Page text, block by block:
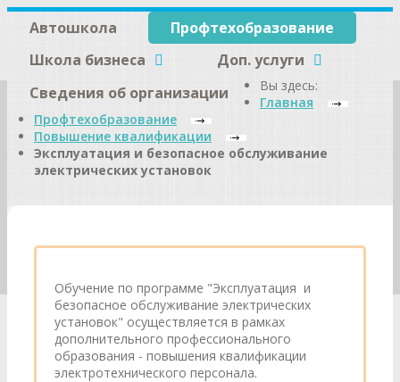
Автошкола
Профтехобразование
Школа бизнеса
Доп. услуги
Сведения об организации
Вы здесь:
Главная
Профтехобразование
Повышение квалификации
Эксплуатация и безопасное обслуживание
электрических установок
Обучение по программе "Эксплуатация и
безопасное обслуживание электрических
установок" осуществляется в рамках
дополнительного профессионального
образования - повышения квалификации
электротехнического персонала.